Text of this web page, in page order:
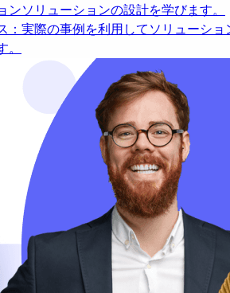
ソリューションの設計を学びます。
：実際の事例を利用してソリューショ